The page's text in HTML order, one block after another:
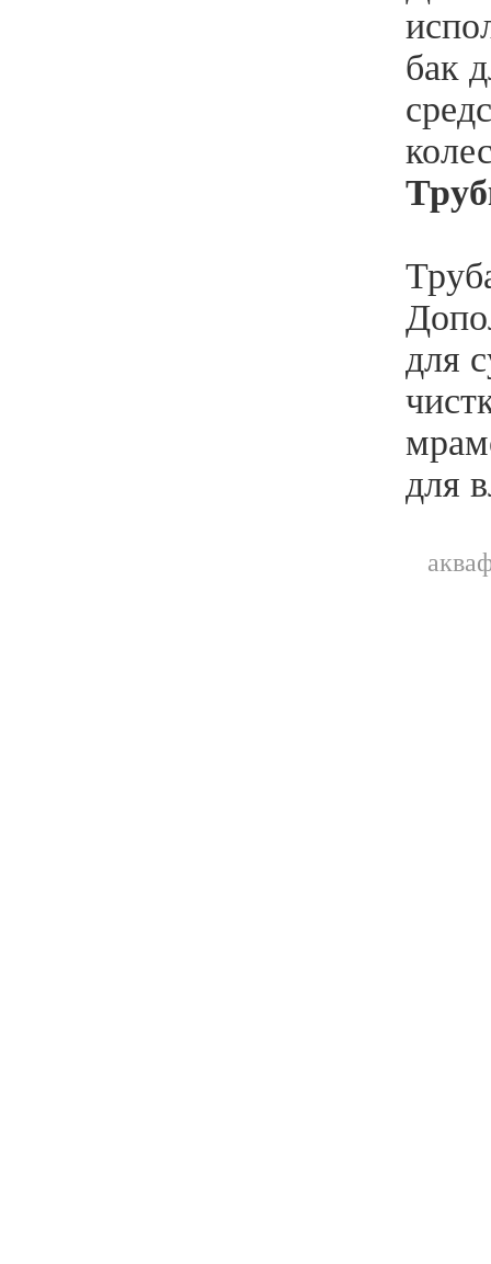
бак
для
для